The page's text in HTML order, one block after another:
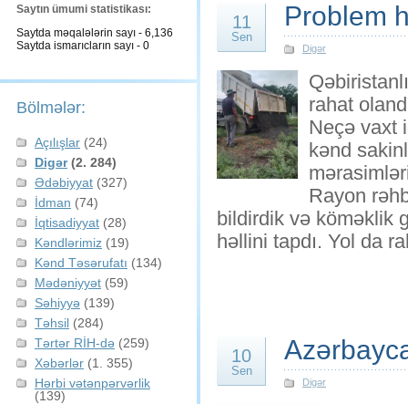
Saytın ümumi statistikası:
Saytda məqalələrin sayı - 6,136
Saytda ismarıcların sayı - 0
Bölmələr:
Açılışlar (24)
Digər(2. 284)
Ədəbiyyat (327)
İdman (74)
İqtisadiyyat (28)
Kəndlərimiz (19)
Kənd Təsərufatı (134)
Mədəniyyət (59)
Səhiyyə (139)
Təhsil (284)
Tərtər RİH-də (259)
Xəbərlər (1. 355)
Hərbi vətənpərvərlik
(139)
11
Sen
Problem
Digər
rahat
Neçə vaxt
kənd
Rayon
bildirdik və köməklik
həllini tapdı. Yol da
10
Sen
Digər